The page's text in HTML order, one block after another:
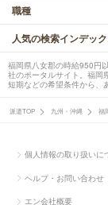
職種
人気の検索インデッ
福岡県八女郡の時給950円
社のポータルサイト。福岡
短期などの希望条件から、
派遣TOP 九州・沖縄 福
個人情報の取り扱いに
ヘルプ・お問い合わせ
エン会社概要